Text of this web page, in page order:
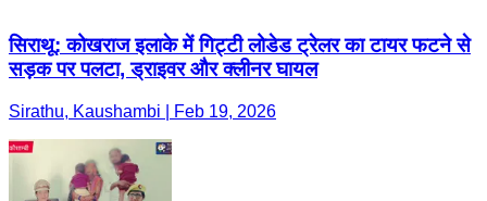
सिराथू: कोखराज इलाके में गिट्टी लोडेड ट्रेलर का टायर फटने से
सड़क पर पलटा, ड्राइवर और क्लीनर घायल
Sirathu, Kaushambi | Feb 19, 2026